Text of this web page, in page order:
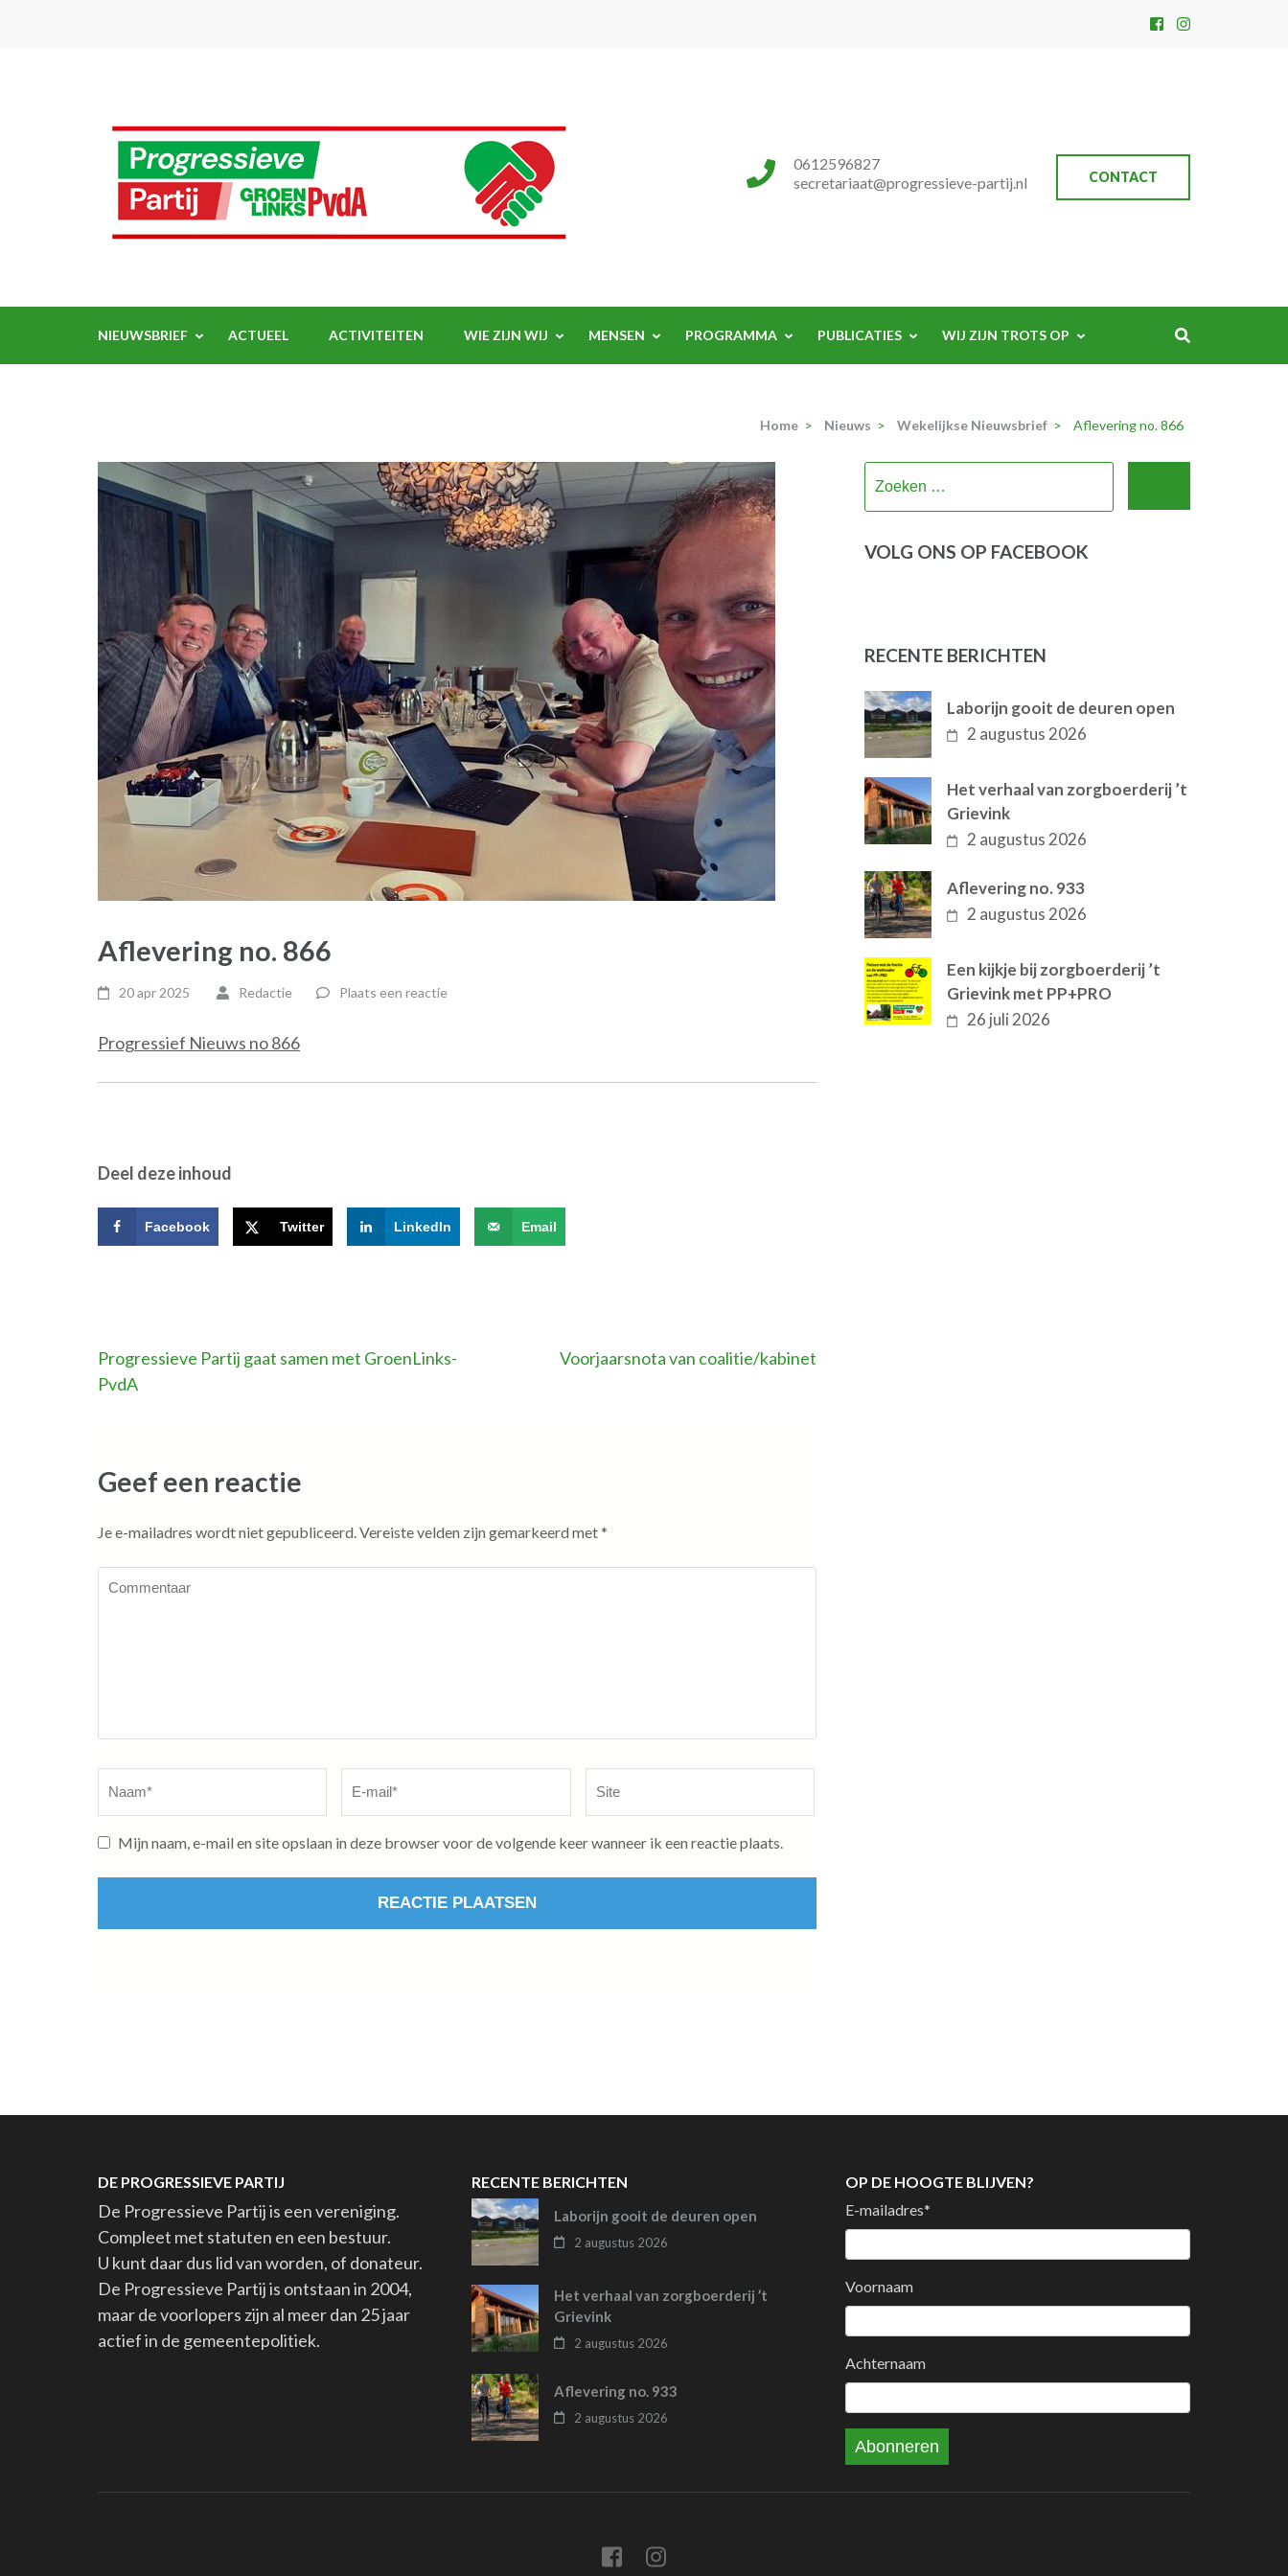
CONTACT
0612596827
secretariaat@progressieve-partij.nl
NIEUWSBRIEF ACTUEEL ACTIVITEITEN WIE ZIJN WIJ MENSEN PROGRAMMA PUBLICATIES WIJ ZIJN TROTS OP
Home > Nieuws > Wekelijkse Nieuwsbrief > Aflevering no. 866
Aflevering no. 866
20 apr 2025 Redactie Plaats een reactie
Progressief Nieuws no 866
Deel deze inhoud
Facebook Twitter LinkedIn Email
Bericht
navigatie
Progressieve Partij gaat samen met GroenLinks-
PvdA
Voorjaarsnota van coalitie/kabinet
Geef een reactie
Je e-mailadres wordt niet gepubliceerd. Vereiste velden zijn gemarkeerd met*
mail*
Mijn naam, e-mail en site opslaan in deze browser voor de volgende keer wanneer ik een reactie plaats.
VOLG ONS OP FACEBOOK
RECENTE BERICHTEN
Laborijn gooit de deuren open
2 augustus 2026
Het verhaal van zorgboerderij ’t
Grievink
2 augustus 2026
Aflevering no. 933
2 augustus 2026
Een kijkje bij zorgboerderij ’t
Grievink met PP+PRO
26 juli 2026
DE PROGRESSIEVE PARTIJ
De Progressieve Partij is een vereniging.
Compleet met statuten en een bestuur.
U kunt daar dus lid van worden, of donateur.
De Progressieve Partij is ontstaan in 2004,
maar de voorlopers zijn al meer dan 25 jaar
actief in de gemeentepolitiek.
RECENTE BERICHTEN
Laborijn gooit de deuren open
2 augustus 2026
Het verhaal van zorgboerderij ’t
Grievink
2 augustus 2026
Aflevering no. 933
2 augustus 2026
OP DE HOOGTE BLIJVEN?
E-mailadres*
Voornaam
Achternaam
Abonneren